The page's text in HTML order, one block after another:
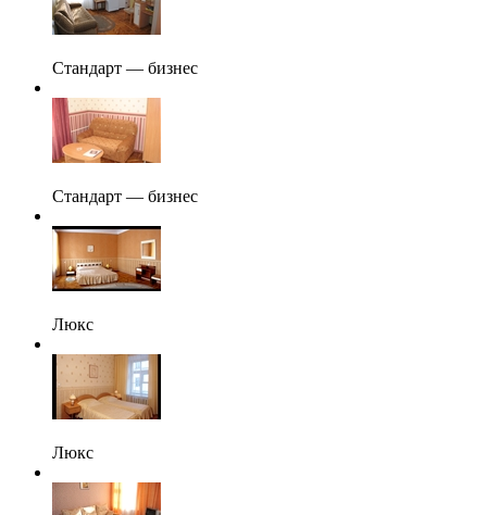
Стандарт — бизнес
Стандарт — бизнес
Люкс
Люкс